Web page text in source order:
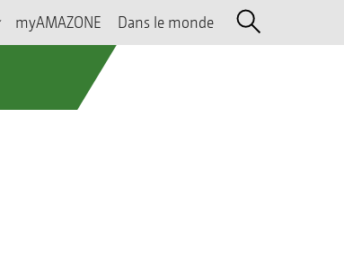
myAMAZONE Dans le monde